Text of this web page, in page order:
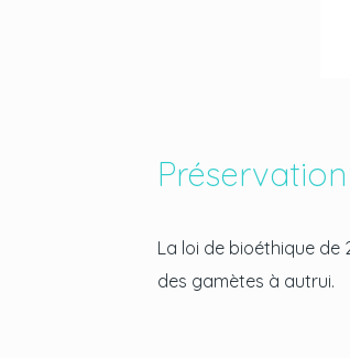
La loi de bioéthique de
des gamètes à autrui.